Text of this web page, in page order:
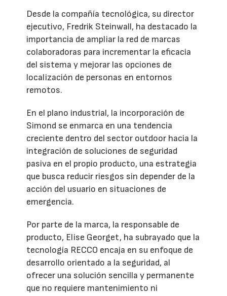
Desde la compañía tecnológica, su director
ejecutivo, Fredrik Steinwall, ha destacado la
importancia de ampliar la red de marcas
colaboradoras para incrementar la eficacia
del sistema y mejorar las opciones de
localización de personas en entornos
remotos.
En el plano industrial, la incorporación de
Simond se enmarca en una tendencia
creciente dentro del sector outdoor hacia la
integración de soluciones de seguridad
pasiva en el propio producto, una estrategia
que busca reducir riesgos sin depender de la
acción del usuario en situaciones de
emergencia.
Por parte de la marca, la responsable de
producto, Elise Georget, ha subrayado que la
tecnología RECCO encaja en su enfoque de
desarrollo orientado a la seguridad, al
ofrecer una solución sencilla y permanente
que no requiere mantenimiento ni